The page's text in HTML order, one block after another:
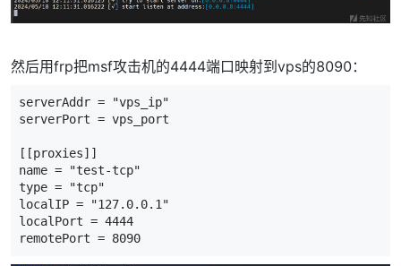
然后用frp把msf攻击机的4444端口映射到vps的8090：
serverAddr = "vps_ip"
serverPort = vps_port
[[proxies]]
name = "test-tcp"
type = "tcp"
localIP = "127.0.0.1"
localPort = 4444
remotePort = 8090